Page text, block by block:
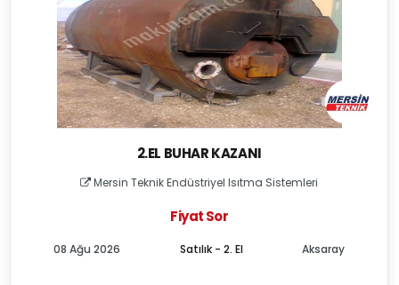
2.EL BUHAR KAZANI
Mersin Teknik Endüstriyel Isıtma Sistemleri
Fiyat Sor
Satılık - 2. El
08 Ağu 2026 Aksaray